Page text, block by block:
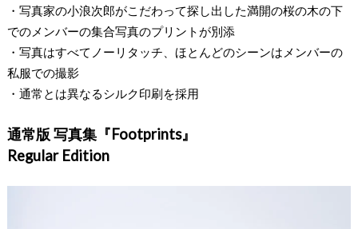
・写真家の小浪次郎がこだわって探し出した満開の桜の木の下
でのメンバーの集合写真のプリントが別添
・写真はすべてノーリタッチ、ほとんどのシーンはメンバーの
私服での撮影
・通常とは異なるシルク印刷を採用
通常版 写真集『Footprints』
Regular Edition